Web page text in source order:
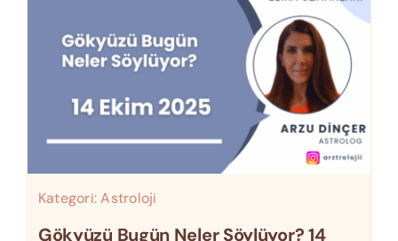
Kategori:Astroloji
Gökyüzü Bugün Neler Söylüyor? 14